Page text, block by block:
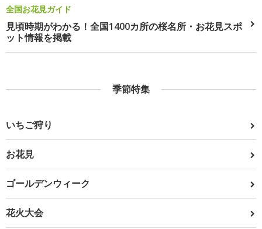
全国お花見ガイド
見頃時期がわかる！全国1400カ所の桜名所・お花見スポ
ット情報を掲載
季節特集
いちご狩り
お花見
ゴールデンウィーク
花火大会